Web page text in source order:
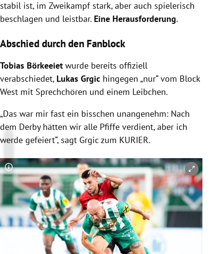
stabil ist, im Zweikampf stark, aber auch spielerisch
beschlagen und leistbar. Eine Herausforderung.
Abschied durch den Fanblock
Tobias Börkeeiet wurde bereits offiziell
verabschiedet, Lukas Grgic hingegen „nur“ vom Block
West mit Sprechchören und einem Leibchen.
„Das war mir fast ein bisschen unangenehm: Nach
dem Derby hätten wir alle Pfiffe verdient, aber ich
werde gefeiert“, sagt Grgic zum KURIER.
Copyright-Hinweis öffnen/schließen